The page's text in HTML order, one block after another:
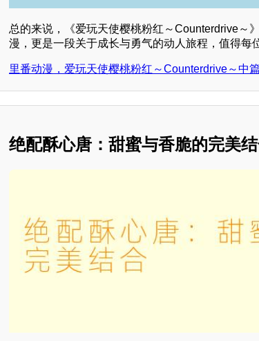
总的来说，《爱玩天使樱桃粉红～Counterdrive～
漫，更是一段关于成长与勇气的动人旅程，值得每
里番动漫，爱玩天使樱桃粉红～Counterdrive～中
绝配酥心唐：甜蜜与香脆的完美